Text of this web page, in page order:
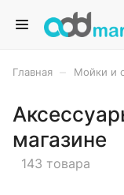
Главная Мойки и
магазине
143 товара